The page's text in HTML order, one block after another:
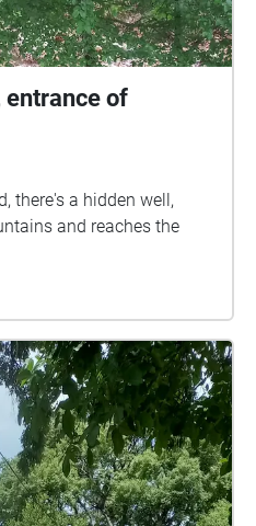
entrance of
there's a hidden well,
and reaches the